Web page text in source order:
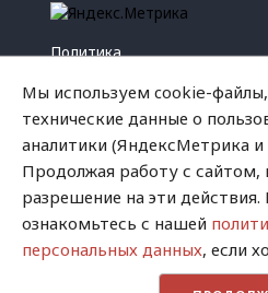
Политика
Криминал
Успех
Хватит это терпеть
Мы используем cookie-
технические данные о
аналитики (ЯндексМетрика
Продолжая работу с сайтом,
разрешение на эти
ознакомьтесь с нашей
персональных данных, если